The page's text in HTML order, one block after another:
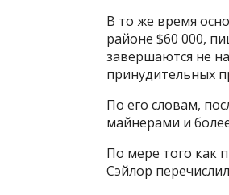
В то же время
районе $60 000,
завершаются не
принудительных
По его словам,
майнерами и
По мере того как
Сэйлор